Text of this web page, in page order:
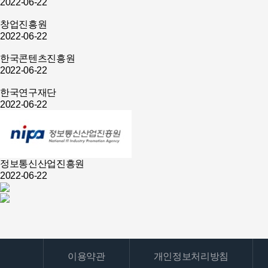
2022-06-22
창업진흥원
2022-06-22
한국콘텐츠진흥원
2022-06-22
한국연구재단
2022-06-22
정보통신산업진흥원
2022-06-22
이용약관 개인정보처리방침